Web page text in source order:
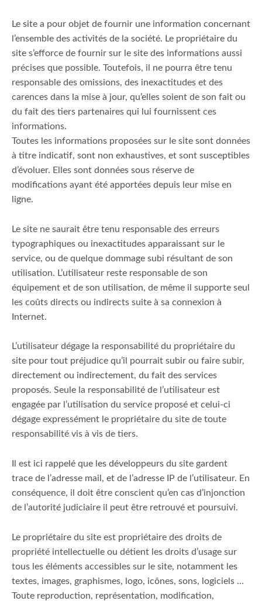
Le site a pour objet de fournir une information concernant
l’ensemble des activités de la société. Le propriétaire du
site s’efforce de fournir sur le site des informations aussi
précises que possible. Toutefois, il ne pourra être tenu
responsable des omissions, des inexactitudes et des
carences dans la mise à jour, qu’elles soient de son fait ou
du fait des tiers partenaires qui lui fournissent ces
informations.
Toutes les informations proposées sur le site sont données
à titre indicatif, sont non exhaustives, et sont susceptibles
d’évoluer. Elles sont données sous réserve de
modifications ayant été apportées depuis leur mise en
ligne.
Le site ne saurait être tenu responsable des erreurs
typographiques ou inexactitudes apparaissant sur le
service, ou de quelque dommage subi résultant de son
utilisation. L’utilisateur reste responsable de son
équipement et de son utilisation, de même il supporte seul
les coûts directs ou indirects suite à sa connexion à
Internet.
L’utilisateur dégage la responsabilité du propriétaire du
site pour tout préjudice qu’il pourrait subir ou faire subir,
directement ou indirectement, du fait des services
proposés. Seule la responsabilité de l’utilisateur est
engagée par l’utilisation du service proposé et celui-ci
dégage expressément le propriétaire du site de toute
responsabilité vis à vis de tiers.
Il est ici rappelé que les développeurs du site gardent
trace de l’adresse mail, et de l’adresse IP de l’utilisateur. En
conséquence, il doit être conscient qu’en cas d’injonction
de l’autorité judiciaire il peut être retrouvé et poursuivi.
Le propriétaire du site est propriétaire des droits de
propriété intellectuelle ou détient les droits d’usage sur
tous les éléments accessibles sur le site, notamment les
textes, images, graphismes, logo, icônes, sons, logiciels …
Toute reproduction, représentation, modification,